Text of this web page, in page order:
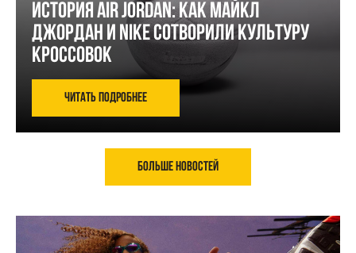
История Air Jordan: Как Майкл
Джордан и Nike сотворили культуру
кроссовок
Читать подробнее
Больше новостей